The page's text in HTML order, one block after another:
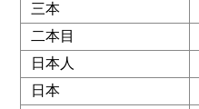
三本
二本目
日本人
日本